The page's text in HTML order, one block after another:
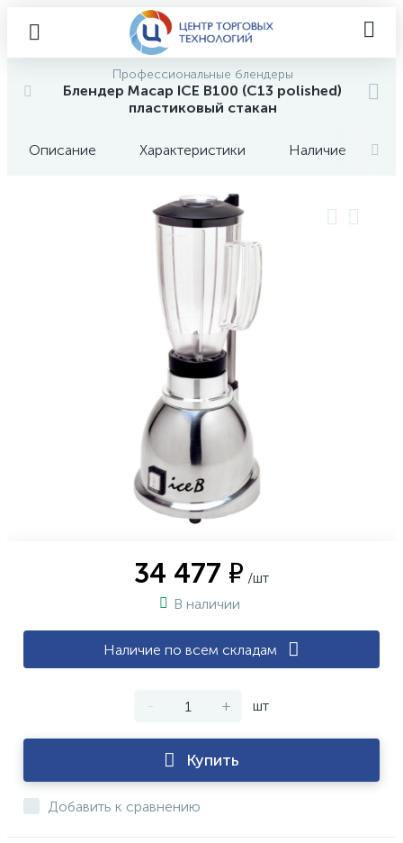
Профессиональные блендеры
Блендер Macap ICE B100 (C13 polished)
пластиковый стакан
Описание Характеристики Наличие
34 477 ₽ /шт
В наличии
Наличие по всем складам
- + шт
Купить
Добавить к сравнению